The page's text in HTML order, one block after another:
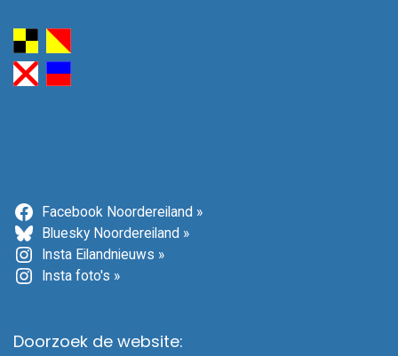
Facebook Noordereiland »
Bluesky Noordereiland »
Insta Eilandnieuws »
Insta foto's »
Doorzoek de website: